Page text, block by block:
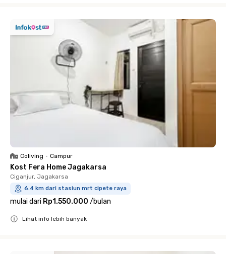
Coliving • Campur
Kost Fera Home Jagakarsa
Ciganjur, Jagakarsa
6.4 km dari stasiun mrt cipete raya
mulai dari Rp1.550.000 /bulan
Lihat info lebih banyak